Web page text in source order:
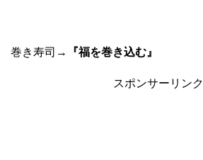
巻き寿司→ 『福を巻き込む』
スポンサーリンク